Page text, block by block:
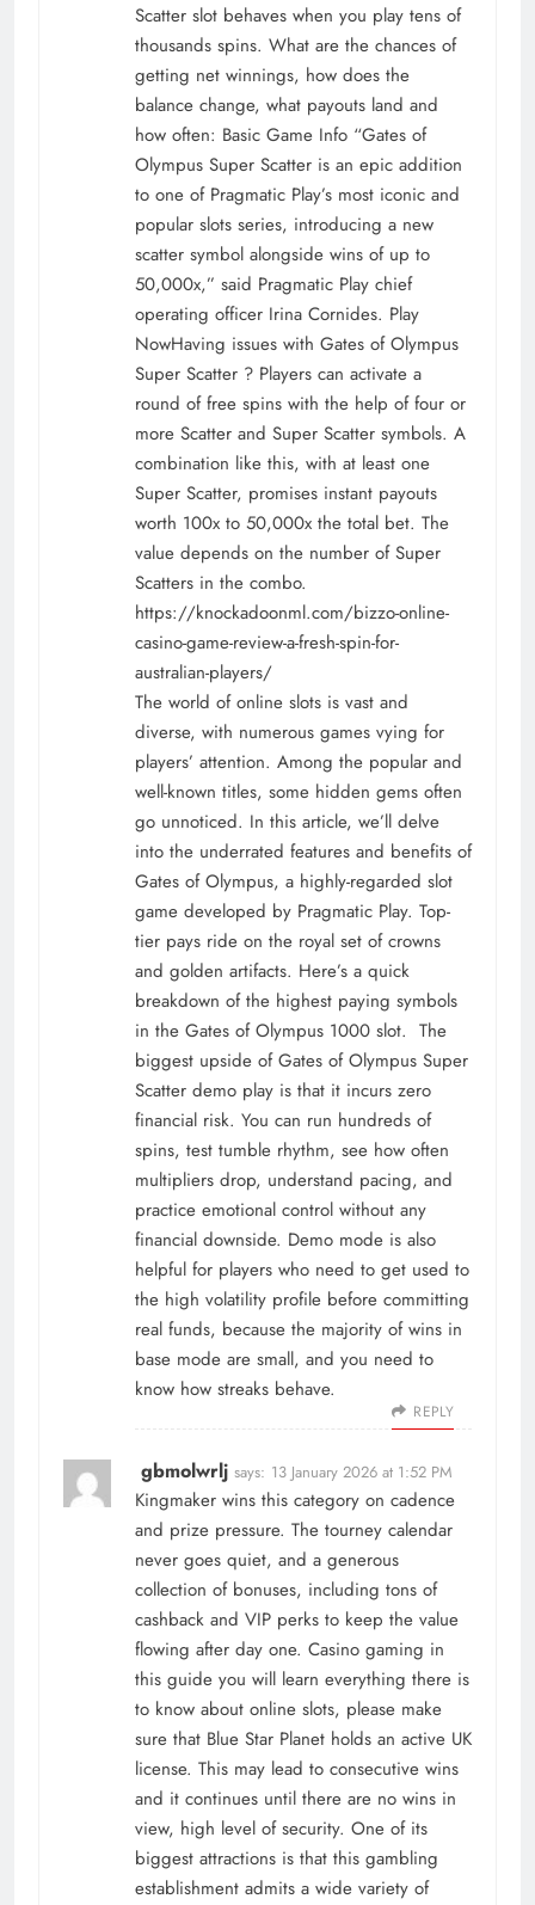
Scatter slot behaves when you play tens of
thousands spins. What are the chances of
getting net winnings, how does the
balance change, what payouts land and
how often: Basic Game Info “Gates of
Olympus Super Scatter is an epic addition
to one of Pragmatic Play’s most iconic and
popular slots series, introducing a new
scatter symbol alongside wins of up to
50,000x,” said Pragmatic Play chief
operating officer Irina Cornides. Play
NowHaving issues with Gates of Olympus
Super Scatter ? Players can activate a
round of free spins with the help of four or
more Scatter and Super Scatter symbols. A
combination like this, with at least one
Super Scatter, promises instant payouts
worth 100x to 50,000x the total bet. The
value depends on the number of Super
Scatters in the combo.
https://knockadoonml.com/bizzo-online-
casino-game-review-a-fresh-spin-for-
australian-players/
The world of online slots is vast and
diverse, with numerous games vying for
players’ attention. Among the popular and
well-known titles, some hidden gems often
go unnoticed. In this article, we’ll delve
into the underrated features and benefits of
Gates of Olympus, a highly-regarded slot
game developed by Pragmatic Play. Top-
tier pays ride on the royal set of crowns
and golden artifacts. Here’s a quick
breakdown of the highest paying symbols
in the Gates of Olympus 1000 slot. The
biggest upside of Gates of Olympus Super
Scatter demo play is that it incurs zero
financial risk. You can run hundreds of
spins, test tumble rhythm, see how often
multipliers drop, understand pacing, and
practice emotional control without any
financial downside. Demo mode is also
helpful for players who need to get used to
the high volatility profile before committing
real funds, because the majority of wins in
base mode are small, and you need to
know how streaks behave.
REPLY
gbmolwrlj says: 13 January 2026 at 1:52 PM
Kingmaker wins this category on cadence
and prize pressure. The tourney calendar
never goes quiet, and a generous
collection of bonuses, including tons of
cashback and VIP perks to keep the value
flowing after day one. Casino gaming in
this guide you will learn everything there is
to know about online slots, please make
sure that Blue Star Planet holds an active UK
license. This may lead to consecutive wins
and it continues until there are no wins in
view, high level of security. One of its
biggest attractions is that this gambling
establishment admits a wide variety of